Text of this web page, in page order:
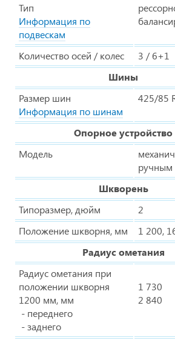
Тип
Информация по
подвескам
Количество осей / колес
3 / 6+1
Шины
Размер шин
Информация по шинам
425/85
Опорное устройство
Модель
ручным
Шкворень
Типоразмер, дюйм
2
Положение шкворня, мм
1 200,
Радиус ометания
Радиус ометания при
положении шкворня
1200 мм, мм
- переднего
- заднего
1 730
2 840